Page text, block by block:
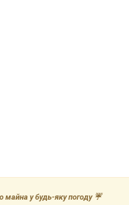
майна у будь-яку погоду ☔